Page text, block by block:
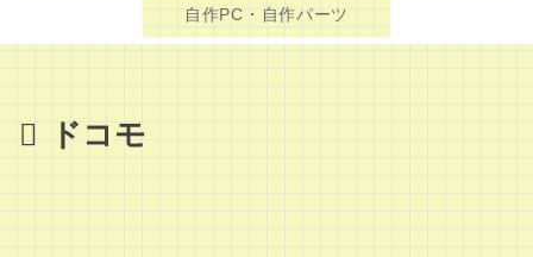
自作PC・自作パーツ
ドコモ